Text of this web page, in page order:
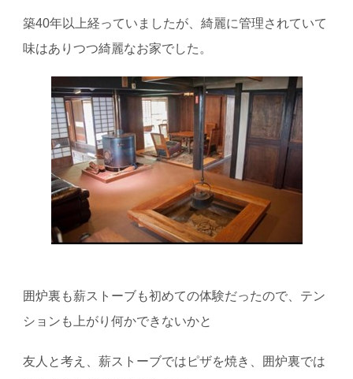
築40年以上経っていましたが、綺麗に管理されていて
味はありつつ綺麗なお家でした。
囲炉裏も薪ストーブも初めての体験だったので、テン
ションも上がり何かできないかと
友人と考え、薪ストーブではピザを焼き、囲炉裏では